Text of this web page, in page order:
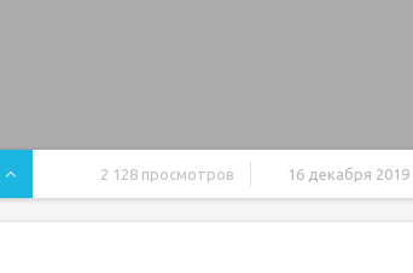
2 128 просмотров 16 декабря 2019